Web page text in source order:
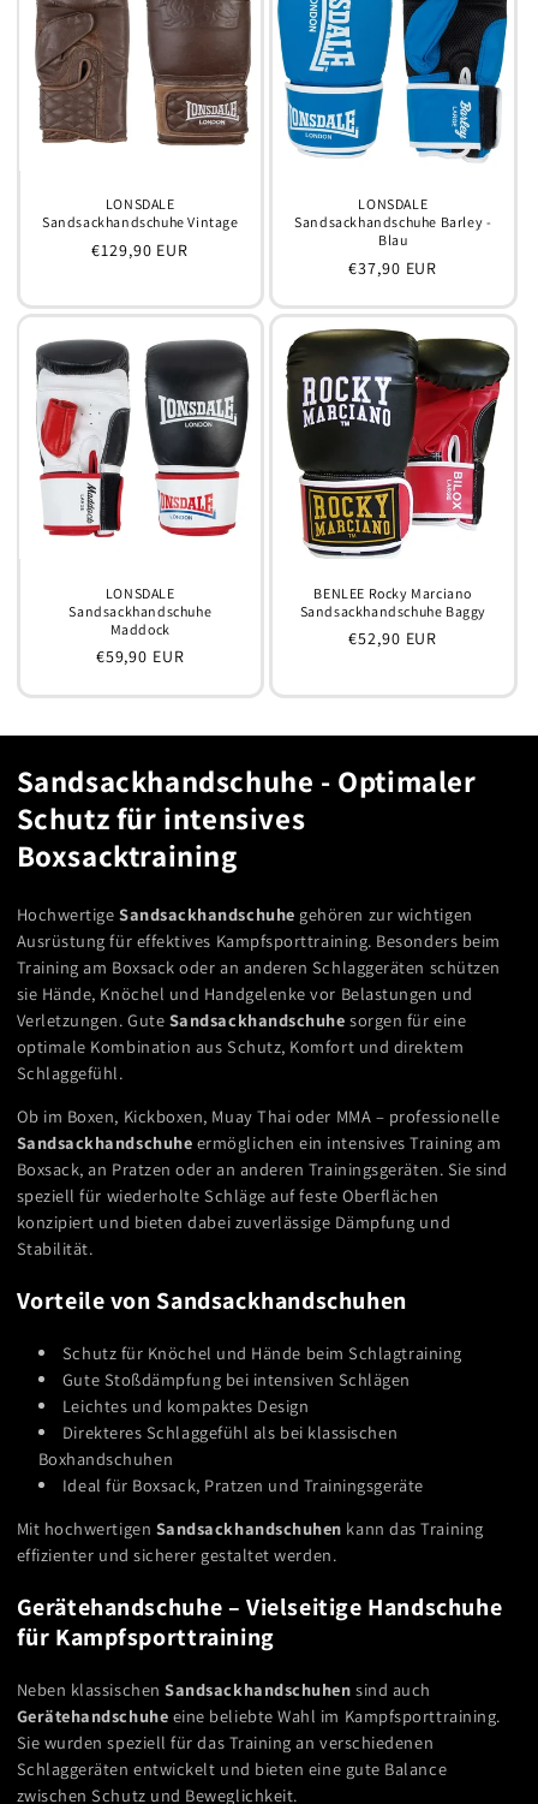
LONSDALE
Sandsackhandschuhe Vintage
Normaler
€129,90 EUR
LONSDALE
Sandsackhandschuhe Barley -
Blau
Normaler
€37,90 EUR
LONSDALE
Sandsackhandschuhe
Maddock
Normaler
€59,90 EUR
BENLEE Rocky Marciano
Sandsackhandschuhe Baggy
Normaler
€52,90 EUR
K
a
t
g
o
r
i
e
:
Sandsackhandschuhe - Optimaler
Schutz für intensives
Boxsacktraining
Hochwertige Sandsackhandschuhe gehören zur wichtigen
Ausrüstung für effektives Kampfsporttraining. Besonders beim
Training am Boxsack oder an anderen Schlaggeräten schützen
sie Hände, Knöchel und Handgelenke vor Belastungen und
Verletzungen. Gute Sandsackhandschuhe sorgen für eine
optimale Kombination aus Schutz, Komfort und direktem
Schlaggefühl.
Ob im Boxen, Kickboxen, Muay Thai oder MMA – professionelle
Sandsackhandschuhe ermöglichen ein intensives Training am
Boxsack, an Pratzen oder an anderen Trainingsgeräten. Sie sind
speziell für wiederholte Schläge auf feste Oberflächen
konzipiert und bieten dabei zuverlässige Dämpfung und
Stabilität.
Vorteile von Sandsackhandschuhen
Schutz für Knöchel und Hände beim Schlagtraining
Gute Stoßdämpfung bei intensiven Schlägen
Leichtes und kompaktes Design
Direkteres Schlaggefühl als bei klassischen
Boxhandschuhen
Ideal für Boxsack, Pratzen und Trainingsgeräte
Mit hochwertigen Sandsackhandschuhen kann das Training
effizienter und sicherer gestaltet werden.
Gerätehandschuhe – Vielseitige Handschuhe
für Kampfsporttraining
Neben klassischenSandsackhandschuhen sind auch
Gerätehandschuhe eine beliebte Wahl im Kampfsporttraining.
Sie wurden speziell für das Training an verschiedenen
Schlaggeräten entwickelt und bieten eine gute Balance
zwischen Schutz und Beweglichkeit.